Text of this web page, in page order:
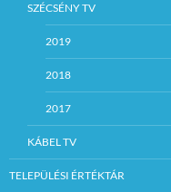
SZÉCSÉNY TV
2019
2018
2017
KÁBEL TV
TELEPÜLÉSI ÉRTÉKTÁR